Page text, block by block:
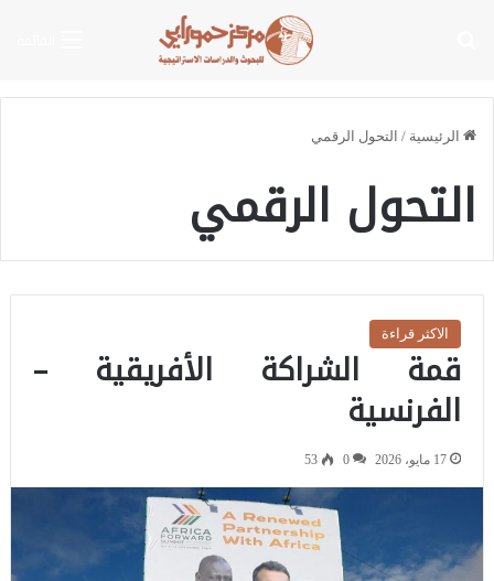
الرئيسية / التحول الرقمي
التحول الرقمي
الاكثر قراءة
قمة الشراكة الأفريقية –
الفرنسية
17 مايو، 2026 0
53